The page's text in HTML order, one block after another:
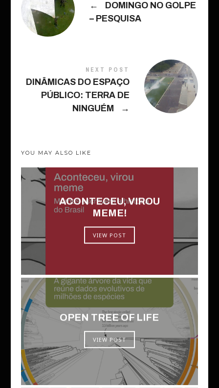
←
DOMINGO NO GOLPE
– PESQUISA
NEXT POST
DINÂMICAS DO ESPAÇO
PÚBLICO: TERRA DE
NINGUÉM
→
YOU MAY ALSO LIKE
ACONTECEU, VIROU
MEME!
VIEW POST
OPEN TREE OF LIFE
VIEW POST